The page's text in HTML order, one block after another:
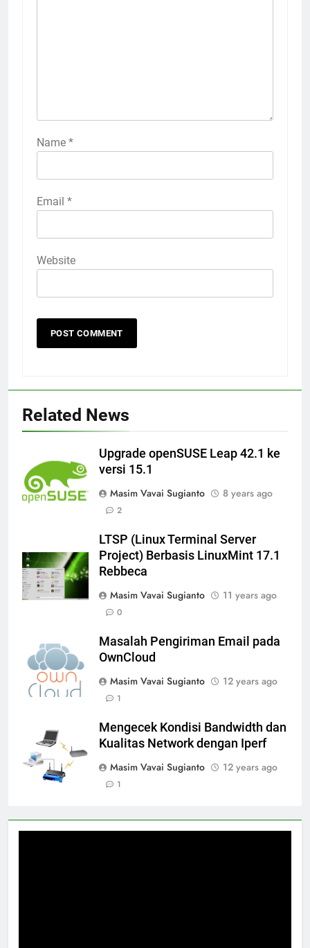
Name *
Email *
Website
Related News
Upgrade openSUSE Leap 42.1 ke
versi 15.1
Masim Vavai Sugianto
8 years ago
2
LTSP (Linux Terminal Server
Project) Berbasis LinuxMint 17.1
Rebbeca
Masim Vavai Sugianto
11 years ago
0
Masalah Pengiriman Email pada
OwnCloud
Masim Vavai Sugianto
12 years ago
1
Mengecek Kondisi Bandwidth dan
Kualitas Network dengan Iperf
Masim Vavai Sugianto
12 years ago
1